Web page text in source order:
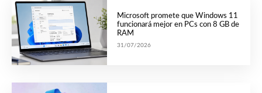
Microsoft promete que Windows 11
funcionará mejor en PCs con 8 GB de
RAM
31/07/2026